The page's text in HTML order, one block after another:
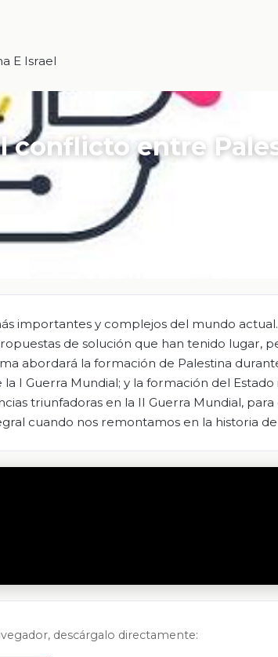
E Israel
conflicto entre
importantes y complejos del mundo
de solución que han tenido lugar,
abordará la formación de Palestina
I Guerra Mundial; y la formación del Estado
triunfadoras en la II Guerra Mundial, para
cuando nos remontamos en la historia
descárgalo directamente: